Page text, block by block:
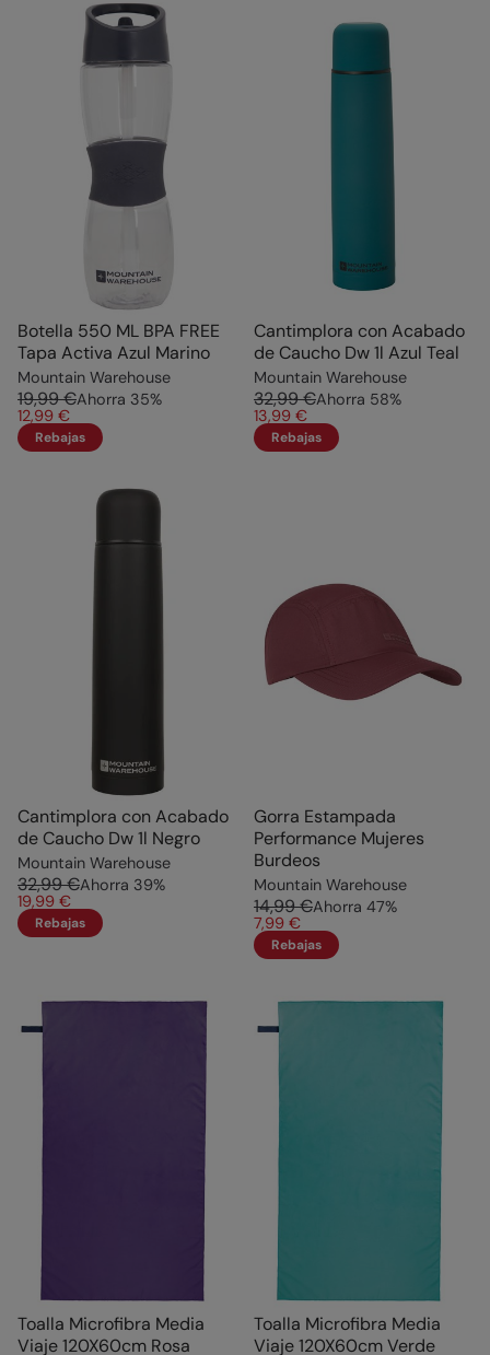
Botella 550 ML BPA FREE
Tapa Activa Azul Marino
Mountain Warehouse
19,99 €Ahorra 35%
12,99 €
Rebajas
Cantimplora con Acabado
de Caucho Dw 1l Azul Teal
Mountain Warehouse
32,99 €Ahorra 58%
13,99 €
Rebajas
Cantimplora con Acabado
de Caucho Dw 1l Negro
Mountain Warehouse
32,99 €Ahorra 39%
19,99 €
Rebajas
Gorra Estampada
Performance Mujeres
Burdeos
Mountain Warehouse
14,99 €Ahorra 47%
7,99 €
Rebajas
Toalla Microfibra Media
Viaje 120X60cm Rosa
Toalla Microfibra Media
Viaje 120X60cm Verde